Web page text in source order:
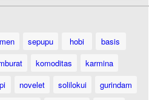
sepupu hobi
basis
komoditas
karmina
novelet solilokui
gurindam